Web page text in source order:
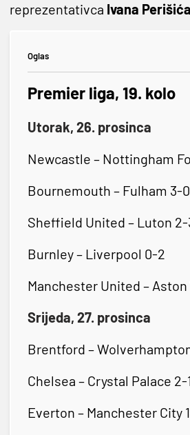
reprezentativca Ivana
Oglas
Premier liga, 19. kolo
Utorak, 26. prosinca
Newcastle – Nottingham
Bournemouth – Fulham 3-0
Sheffield United – Luton 2-
Burnley – Liverpool 0-2
Manchester United –
Srijeda, 27. prosinca
Brentford –
Chelsea – Crystal Palace 2-
Everton – Manchester City